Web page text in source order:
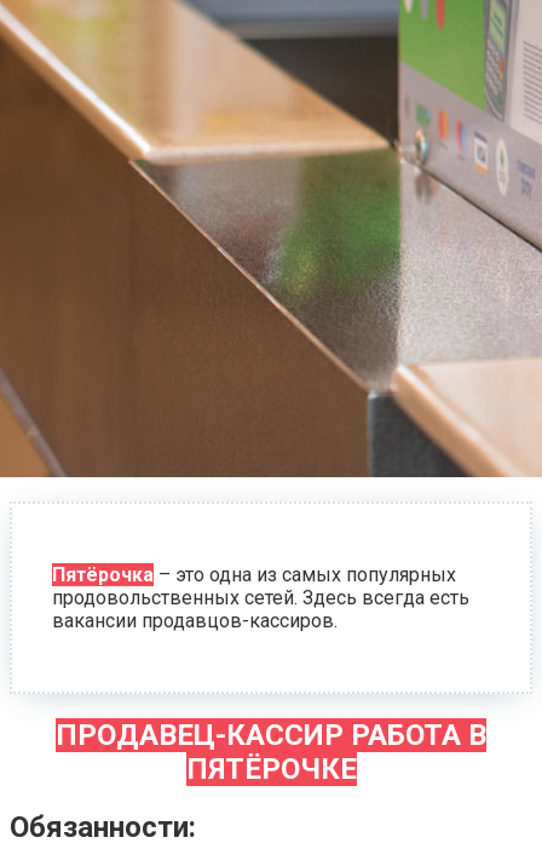
Пятёрочка – это одна из самых популярных
продовольственных сетей. Здесь всегда есть
вакансии продавцов-кассиров.
ПРОДАВЕЦ-КАССИР РАБОТА В
ПЯТЁРОЧКЕ
Обязанности: